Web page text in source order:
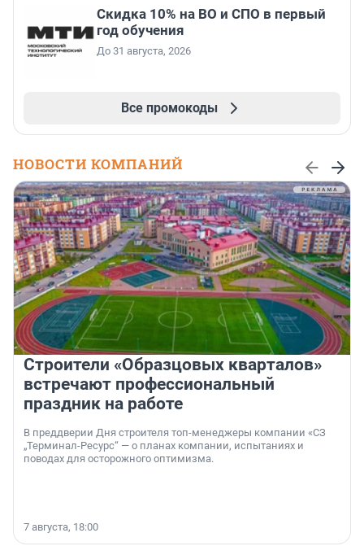
Скидка 10% на ВО и СПО в первый
год обучения
До 31 августа, 2026
Все промокоды
НОВОСТИ КОМПАНИЙ
Строители «Образцовых кварталов»
встречают профессиональный
праздник на работе
В преддверии Дня строителя топ-менеджеры компании «СЗ
„Терминал-Ресурс“ — о планах компании, испытаниях и
поводах для осторожного оптимизма.
7 августа, 18:00